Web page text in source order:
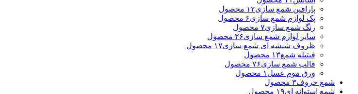
پارافین شمع سازی۱۲ محصول
پک لوازم شمع سازی۶ محصول
رنگ شمع سازی۷ محصول
سایر لوازم شمع سازی۲۶ محصول
ظروف شیشه ای شمع سازی۱۷ محصول
فیتیله شمع۱۳ محصول
قالب شمع سازی۷۶ محصول
ورق موم عسل ۱ محصول
شمع حروف۳ محصول
شمع استوانه ای۱۹ محصول